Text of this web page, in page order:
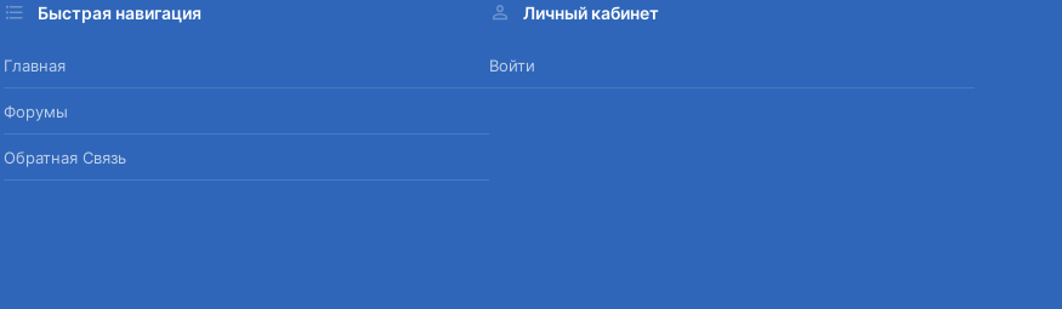
Быстрая навигация
Главная
Форумы
Обратная Связь
Личный кабинет
Войти